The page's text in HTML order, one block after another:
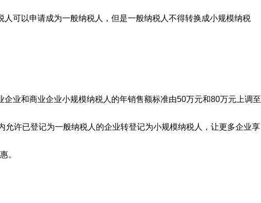
人可以申请成为一般纳税人，但是一般纳税人不得转换成小规模纳税
企业和商业企业小规模纳税人的年销售额标准由50万元和80万元上调至
允许已登记为一般纳税人的企业转登记为小规模纳税人，让更多企业享
。